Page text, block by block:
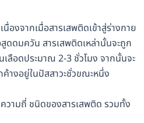
นื่องจากเมื่อสารเสพติดเข้าสู่ร่างกาย
ดดมควัน สารเสพติดเหล่านั้นจะถูก
เลือดประมาณ 2-3 ชั่วโมง จากนั้นจะ
างอยู่ในปัสสาวะชั่วขณะหนึ่ง
วามถี่ ชนิดของสารเสพติด รวมทั้ง